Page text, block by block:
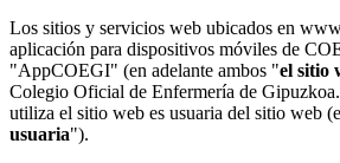
Los sitios y servicios web ubicados en
aplicación para dispositivos móviles de
"AppCOEGI" (en adelante ambos "el sitio
Colegio Oficial de Enfermería de
utiliza el sitio web es usuaria del sitio web
usuaria").